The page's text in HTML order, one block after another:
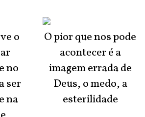
o
no
ser
na
O pior que nos pode
acontecer é a
imagem errada de
Deus, o medo, a
esterilidade